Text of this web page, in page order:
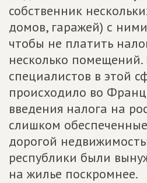
собственник
домов, гаражей) с
чтобы не платить
несколько
специалистов в этой
происходило во
введения налога на
слишком
дорогой
республики были
на жилье поскромнее.